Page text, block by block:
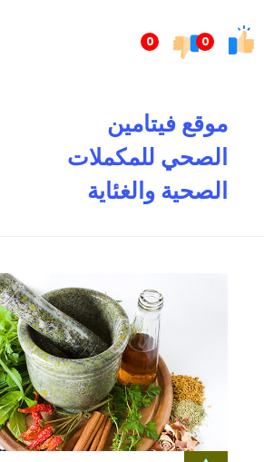
0
0إلى
موقع فيتامين
الصحي للمكملات
الصحية والغئاية